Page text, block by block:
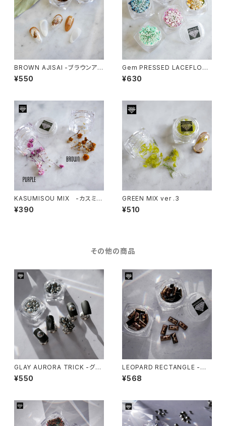
BROWN AJISAI -ブラウンアジ
サイ-
¥550
Gem PRESSED LACEFLOW
ER Ⅱ -レースフラワ２ー-
¥630
KASUMISOU MIX -カスミソ
ウミックス-
¥390
GREEN MIX ver .3
¥510
その他の商品
GLAY AURORA TRICK -グレ
ーオーロラトリック-
¥550
LEOPARD RECTANGLE -レ
オパレクタングル-
¥568